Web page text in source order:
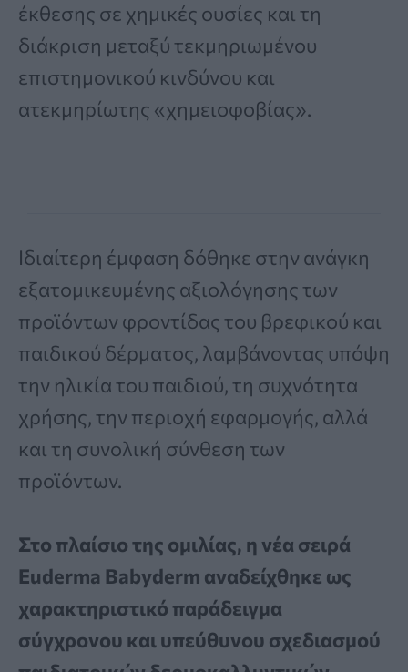
έκθεσης σε χημικές ουσίες και τη
διάκριση μεταξύ τεκμηριωμένου
επιστημονικού κινδύνου και
ατεκμηρίωτης «χημειοφοβίας».
Ιδιαίτερη έμφαση δόθηκε στην ανάγκη
εξατομικευμένης αξιολόγησης των
προϊόντων φροντίδας του βρεφικού και
παιδικού δέρματος, λαμβάνοντας υπόψη
την ηλικία του παιδιού, τη συχνότητα
χρήσης, την περιοχή εφαρμογής, αλλά
και τη συνολική σύνθεση των
προϊόντων.
Στο πλαίσιο της ομιλίας, η νέα σειρά
Euderma Babyderm αναδείχθηκε ως
χαρακτηριστικό παράδειγμα
σύγχρονου και υπεύθυνου σχεδιασμού